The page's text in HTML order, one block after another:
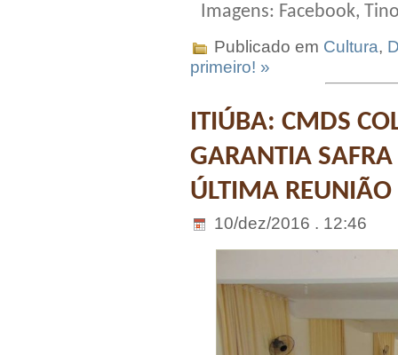
Imagens: Facebook,
Publicado em Cultura,
primeiro! »
ITIÚBA: CMDS
GARANTIA
ÚLTIMA REUNIÃO
10/dez/2016 . 12:46